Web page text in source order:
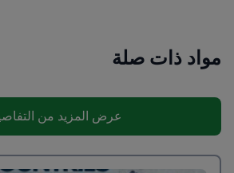
مواد ذات صلة
عرض المزيد من